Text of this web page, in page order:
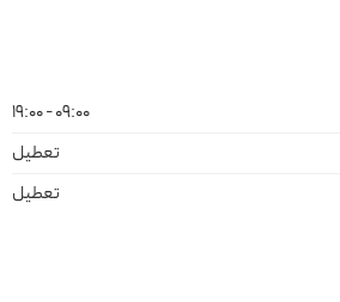
09:00 - 19:00
تعطیل
تعطیل